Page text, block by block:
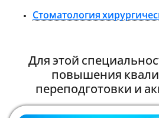
Стоматология
Для этой
повышения
переподготовки и